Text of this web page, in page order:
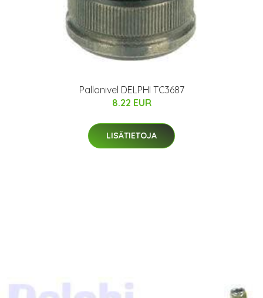
Pallonivel DELPHI TC3687
8.22 EUR
LISÄTIETOJA